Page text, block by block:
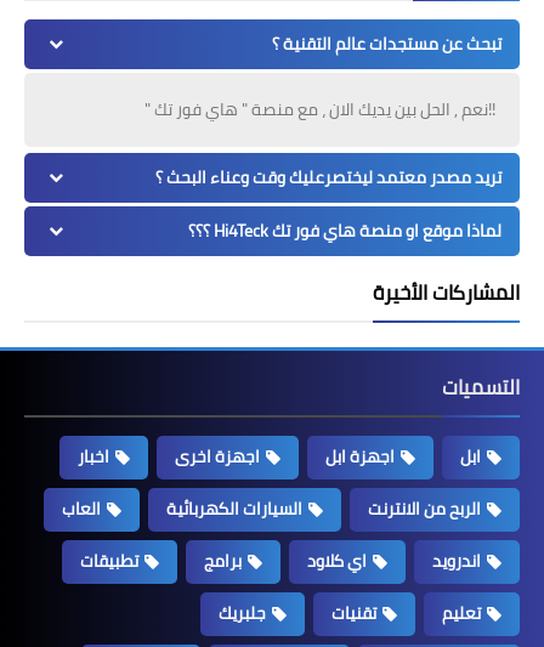
تبحث عن مستجدات عالم التقنية ؟
!!نعم , الحل بين يديك الان ، مع منصة " هاي فور تك "
تريد مصدر معتمد ليختصرعليك وقت وعناء البحث ؟
لماذا موقع او منصة هاي فور تك Hi4Teck ؟؟؟
المشاركات الأخيرة
التسميات
ابل اجهزة ابل اجهزة اخرى
اخبار
الربح من الانترنت
السيارات الكهربائية
العاب
اندرويد
اي كلاود برامج
تطبيقات
تعليم
تقنيات
جلبريك